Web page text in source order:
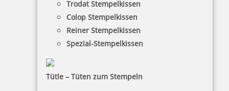
Trodat Stempelkissen
Colop Stempelkissen
Reiner Stempelkissen
Spezial-Stempelkissen
Tütle – Tüten zum Stempeln
Versandinformationen
Zahlungsbedingungen
Dateiformate